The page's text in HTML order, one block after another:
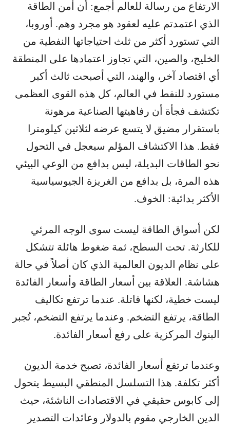
الارتفاع من رسالة للعالم أجمع: أن أمن الطاقة
الذي اعتمدتم عليه لعقود هو مجرد وهم. أوروبا،
التي تستورد أكثر من ثلث احتياجاتها النفطية من
الخليج، والصين، التي تجاوز اعتمادها على المنطقة
أي اقتصاد آخر، والهند، التي أصبحت ثالث أكبر
مستورد للنفط في العالم، كل هذه القوى العظمى
تكتشف فجأة أن رفاهيتها الصناعية مرهونة
باستقرار مضيق لا يتسع عرضه لثلاثين كيلومترا
فقط. هذا الاكتشاف المؤلم سيعجل في التحول
نحو الطاقات البديلة، ليس بدافع من الوعي البيئي
هذه المرة، بل بدافع من الغريزة الجيوسياسية
الأكثر بدائية: الخوف.
لكن أسواق الطاقة ليست سوى الوجه المرئي
للكارثة. تحت السطح، ثمة ضغوط هائلة تتشكل
على نظام الديون العالمية الذي كان أصلاً في حالة
هشاشة. العلاقة بين أسعار الطاقة وأسعار الفائدة
ليست خطية، لكنها قاتلة. عندما ترتفع تكاليف
الطاقة، يرتفع التضخم. وعندما يرتفع التضخم، تُجبر
البنوك المركزية على رفع أسعار الفائدة.
وعندما ترتفع أسعار الفائدة، تصبح خدمة الديون
أكثر تكلفة. هذا التسلسل المنطقي البسيط يتحول
إلى كابوس حقيقي في الاقتصادات الناشئة، حيث
الدين الخارجي مقوم بالدولار وعائدات التصدير